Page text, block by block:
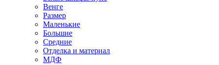
Венге
Размер
Маленькие
Большие
Средние
Отделка и материал
МДФ